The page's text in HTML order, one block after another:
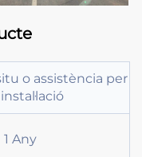
o assistència per
1 Any